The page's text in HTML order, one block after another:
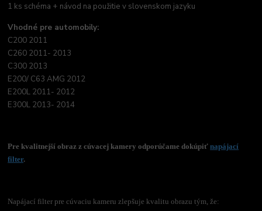
1 ks schéma + návod na použitie v slovenskom jazyku
Vhodné pre automobily:
C200 2011
C260 2011- 2013
C300 2013
E200/ C63 AMG 2012
E200L 2011- 2012
E300L 2013- 2014
Pre kvalitnejší obraz z cúvacej kamery odporúčame dokúpiťnapájací
filter.
Napájací filter pre cúvaciu kameru zlepšuje kvalitu obrazu tým, že: